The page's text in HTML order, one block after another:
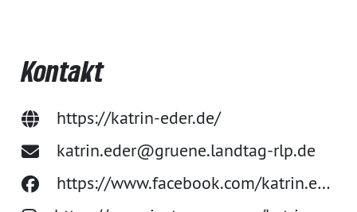
Kontakt
https://katrin-eder.de/
katrin.eder@gruene.landtag-rlp.de
https://www.facebook.com/katrin.eder